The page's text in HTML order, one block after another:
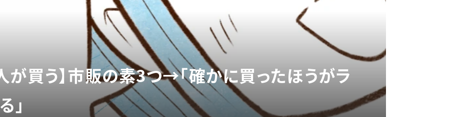
が買う】市販の素3つ→「確かに買ったほうがラ
」